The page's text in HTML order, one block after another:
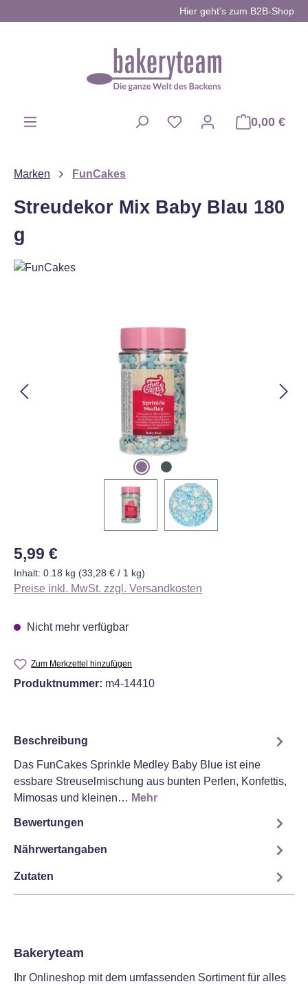
Hier geht’s zum B2B-Shop
0,00 €
Marken FunCakes
Streudekor Mix Baby Blau 180
g
Regulärer Preis:
5,99 €
Inhalt: 0.18 kg (33,28 € / 1 kg)
Preise inkl. MwSt. zzgl. Versandkosten
Nicht mehr verfügbar
Zum Merkzettel hinzufügen
Produktnummer: m4-14410
Beschreibung
Das FunCakes Sprinkle Medley Baby Blue ist eine
essbare Streuselmischung aus bunten Perlen, Konfettis,
Mimosas und kleinen… Mehr
Bewertungen
Nährwertangaben
Zutaten
Bakeryteam
Ihr Onlineshop mit dem umfassenden Sortiment für alles